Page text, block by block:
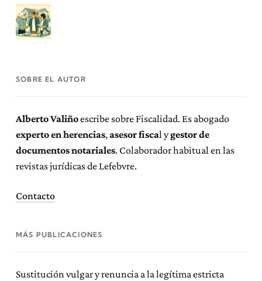
SOBRE EL AUTOR
Alberto Valiñoescribe sobre Fiscalidad. Es abogado
experto en herencias,asesor fiscal ygestor de
documentos notariales. Colaborador habitual en las
revistas jurídicas de Lefebvre.
Contacto
MÁS PUBLICACIONES
Sustitución vulgar y renuncia a la legítima estricta